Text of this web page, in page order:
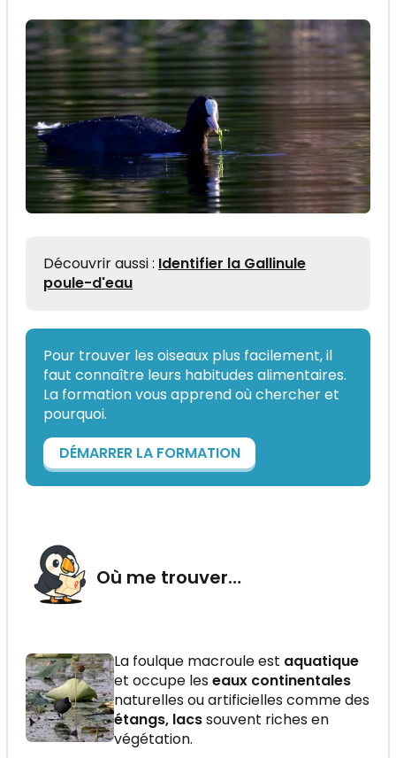
Découvrir aussi : Identifier la Gallinule
poule-d'eau
Pour trouver les oiseaux plus facilement, il
faut connaître leurs habitudes alimentaires.
La formation vous apprend où chercher et
pourquoi.
DÉMARRER LA FORMATION
Où me trouver…
La foulque macroule est aquatique
et occupe leseaux continentales
naturelles ou artificielles comme des
étangs, lacssouvent riches en
végétation.